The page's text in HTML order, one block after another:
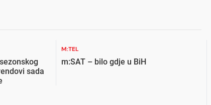
sada
M:TEL
m:SAT – bilo gdje u BiH